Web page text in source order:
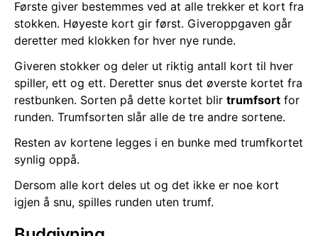
Første giver bestemmes ved at alle trekker et kort fra
stokken. Høyeste kort gir først. Giveroppgaven går
deretter med klokken for hver nye runde.
Giveren stokker og deler ut riktig antall kort til hver
spiller, ett og ett. Deretter snus det øverste kortet fra
restbunken. Sorten på dette kortet blir trumfsort for
runden. Trumfsorten slår alle de tre andre sortene.
Resten av kortene legges i en bunke med trumfkortet
synlig oppå.
Dersom alle kort deles ut og det ikke er noe kort
igjen å snu, spilles runden uten trumf.